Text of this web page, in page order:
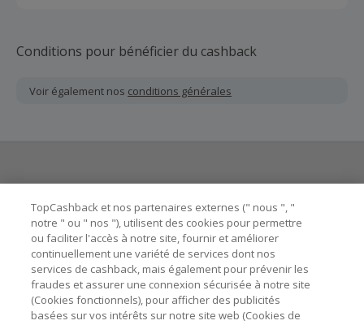
Conditions pour bénéficier du cashback
Voir également nos conditions générales
Astuces pour économiser
A propos de
TopCashback et nos partenaires externes (" nous ", "
notre " ou " nos "), utilisent des cookies pour permettre
ou faciliter l'accès à notre site, fournir et améliorer
continuellement une variété de services dont nos
services de cashback, mais également pour prévenir les
fraudes et assurer une connexion sécurisée à notre site
(Cookies fonctionnels), pour afficher des publicités
basées sur vos intérêts sur notre site web (Cookies de